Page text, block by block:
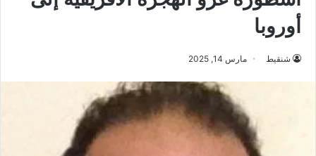
أوروبا
شنقيط مارس 14, 2025